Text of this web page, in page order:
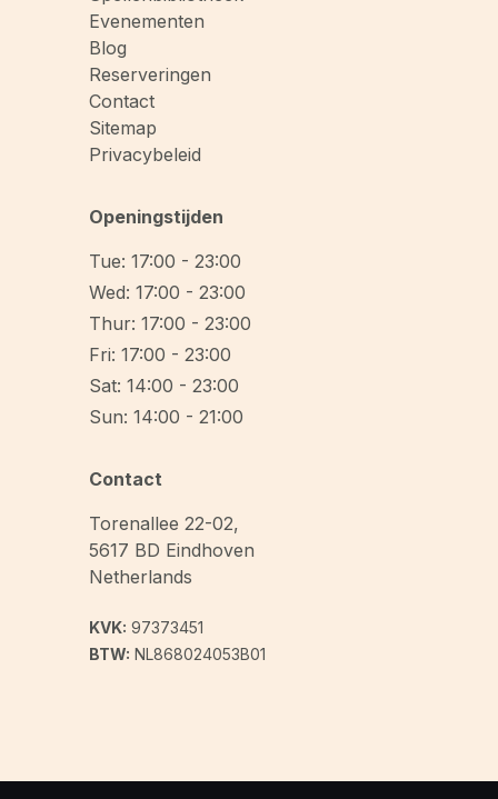
Evenementen
Blog
Reserveringen
Contact
Sitemap
Privacybeleid
Openingstijden
Tue: 17:00 - 23:00
Wed: 17:00 - 23:00
Thur: 17:00 - 23:00
Fri: 17:00 - 23:00
Sat: 14:00 - 23:00
Sun: 14:00 - 21:00
Contact
Torenallee 22-02,
5617 BD Eindhoven
Netherlands
KVK: 97373451
BTW: NL868024053B01